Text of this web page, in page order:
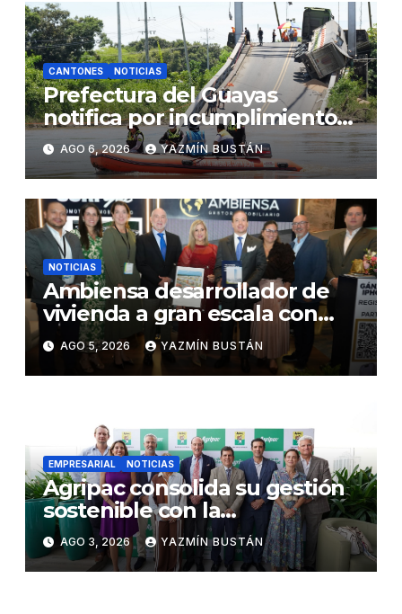
CANTONES NOTICIAS
Prefectura del Guayas
notifica por incumplimiento
contractual a la Concesionaria
CONORTE y exige celeridad
en desmontaje del puente
Gonzalo Icaza Cornejo, en
Daule
AGO 6, 2026 YAZMÍN BUSTÁN
NOTICIAS
Ambiensa desarrollador de
vivienda a gran escala con
estándares internacionales
de sostenibilidad
AGO 5, 2026 YAZMÍN BUSTÁN
EMPRESARIAL NOTICIAS
Agripac consolida su gestión
sostenible con la
presentación de su octava
Memoria de Sostenibilidad
AGO 3, 2026 YAZMÍN BUSTÁN